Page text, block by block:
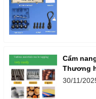
Cẩm
Thương
Điện
30/11/